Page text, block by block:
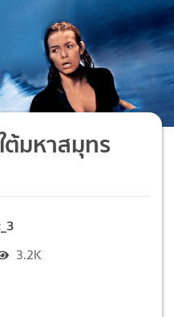
ต้มหาสมุทร
3.2K